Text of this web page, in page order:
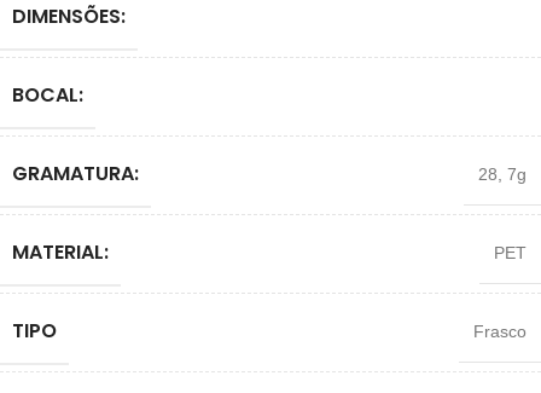
DIMENSÕES:
BOCAL:
GRAMATURA: 28 7g
MATERIAL: PET
TIPO Frasco